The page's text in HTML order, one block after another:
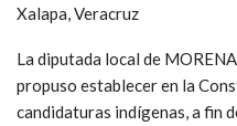
Xalapa, Veracruz
La diputada local de
propuso establecer en la
candidaturas indígenas, a fin